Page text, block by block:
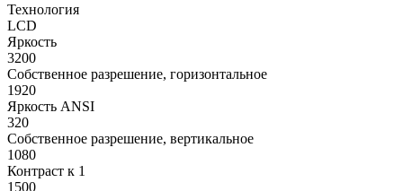
Технология
LCD
Яркость
3200
Собственное разрешение, горизонтальное
1920
Яркость ANSI
320
Собственное разрешение, вертикальное
1080
Контраст к 1
1500